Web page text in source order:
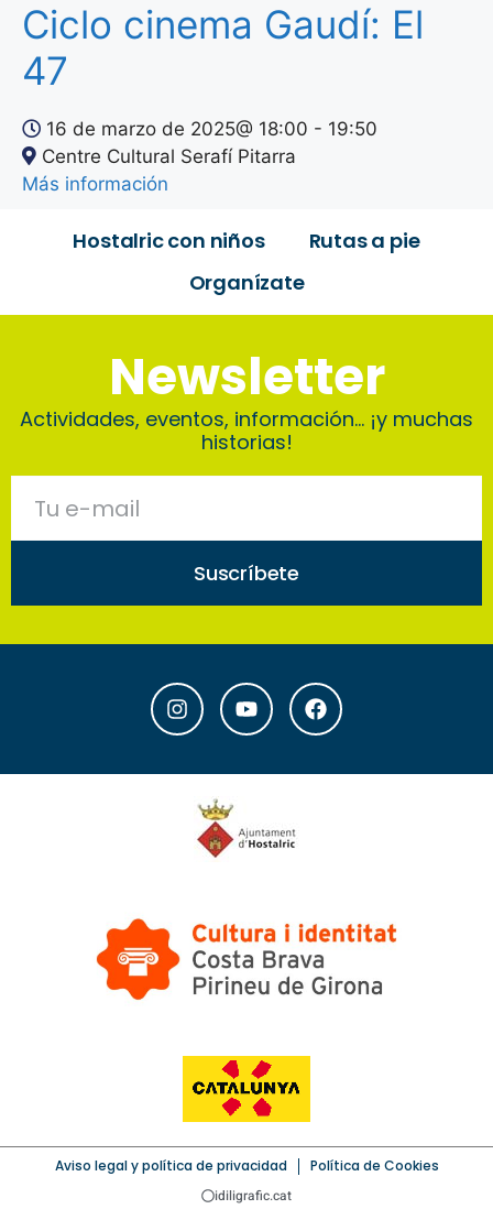
Ciclo cinema Gaudí: El
47
16 de marzo de 2025@ 18:00 - 19:50
Centre Cultural Serafí Pitarra
Más información
Hostalric con niños
Rutas a pie
Organízate
Newsletter
Actividades, eventos, información… ¡y muchas
historias!
Suscríbete
Aviso legal y política de privacidad Política de Cookies
idiligrafic.cat